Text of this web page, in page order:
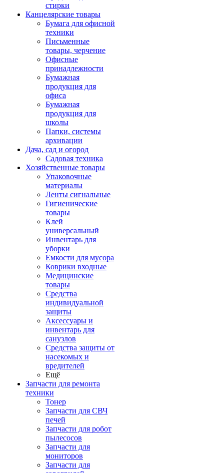
стирки
Канцелярские товары
Бумага для офисной
техники
Письменные
товары, черчение
Офисные
принадлежности
Бумажная
продукция для
офиса
Бумажная
продукция для
школы
Папки, системы
архивации
Дача, сад и огород
Садовая техника
Хозяйственные товары
Упаковочные
материалы
Ленты сигнальные
Гигиенические
товары
Клей
универсальный
Инвентарь для
уборки
Емкости для мусора
Коврики входные
Медицинские
товары
Средства
индивидуальной
защиты
Аксессуары и
инвентарь для
санузлов
Средства защиты от
насекомых и
вредителей
Ещё
Запчасти для ремонта
техники
Тонер
Запчасти для СВЧ
печей
Запчасти для робот
пылесосов
Запчасти для
мониторов
Запчасти для